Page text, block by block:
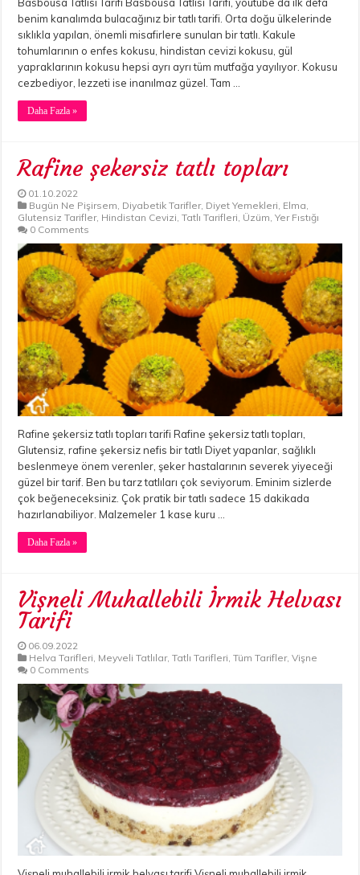
benim kanalımda bulacağınız bir tatlı tarifi. Orta doğu ülkelerinde
sıklıkla yapılan, önemli misafirlere sunulan bir tatlı. Kakule
tohumlarının o enfes kokusu, hindistan cevizi kokusu, gül
yapraklarının kokusu hepsi ayrı ayrı tüm mutfağa yayılıyor. Kokusu
cezbediyor, lezzeti ise inanılmaz güzel. Tam …
Daha Fazla »
Rafine şekersiz tatlı topları
01.10.2022
Bugün Ne Pişirsem Diyabetik Tarifler, Diyet Yemekleri Elma
Glutensiz Tarifler, Hindistan Cevizi ,Tatlı Tarifleri Üzüm ,Yer Fıstığı
0 Comments
Rafine şekersiz tatlı topları tarifi Rafine şekersiz tatlı topları,
Glutensiz, rafine şekersiz nefis bir tatlı Diyet yapanlar, sağlıklı
beslenmeye önem verenler, şeker hastalarının severek yiyeceği
güzel bir tarif. Ben bu tarz tatlıları çok seviyorum. Eminim sizlerde
çok beğeneceksiniz. Çok pratik bir tatlı sadece 15 dakikada
hazırlanabiliyor. Malzemeler 1 kase kuru …
Daha Fazla »
Vişneli Muhallebili İrmik Helvası
Tarifi
06.09.2022
Helva Tarifleri Meyveli Tatlılar,Tatlı Tarifleri ,Tüm Tarifler,Vişne
0 Comments